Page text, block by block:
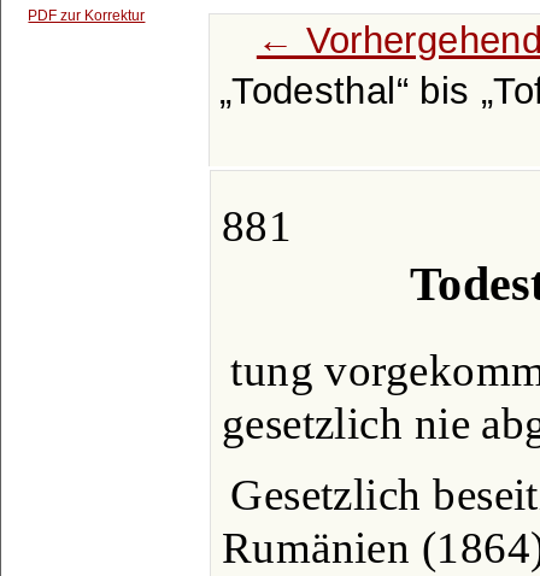
PDF zur Korrektur
←
Todesthal bis
881
tung
gesetzlich nie
Gesetzlich
Rumänien